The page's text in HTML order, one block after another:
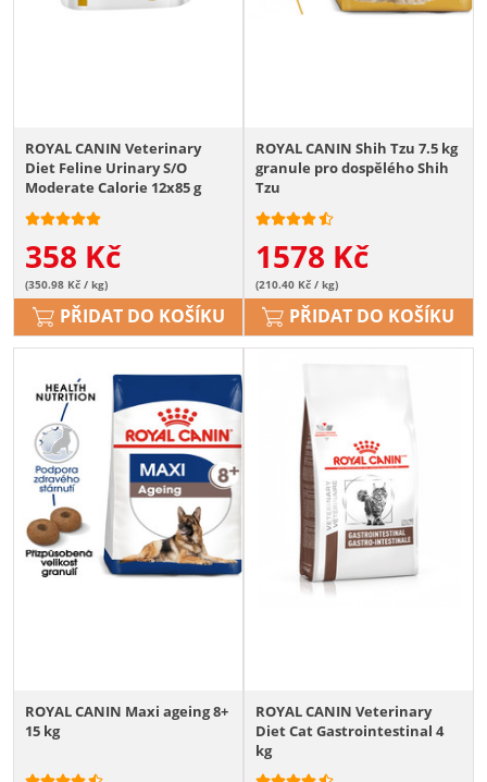
ROYAL CANIN Veterinary
Diet Feline Urinary S/O
Moderate Calorie 12x85 g
358 Kč
(350.98 Kč / kg)
PŘIDAT DO KOŠÍKU
ROYAL CANIN Shih Tzu 7.5 kg
granule pro dospělého Shih
Tzu
1578 Kč
(210.40 Kč / kg)
PŘIDAT DO KOŠÍKU
ROYAL CANIN Maxi ageing 8+
15 kg
ROYAL CANIN Veterinary
Diet Cat Gastrointestinal 4
kg